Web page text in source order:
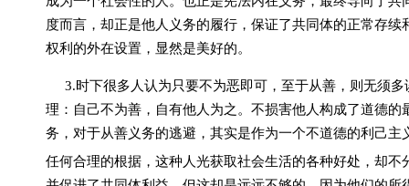
度而言，却正是他人义务的履行，保证了共同体的正常存
权利的外在设置，显然是美好的。
3.时下很多人认为只要不为恶即可，至于从善，则无须
理：自己不为善，自有他人为之。不损害他人构成了道德
务，对于从善义务的逃避，其实是作为一个不道德的利己
任何合理的根据，这种人光获取社会生活的各种好处，却不